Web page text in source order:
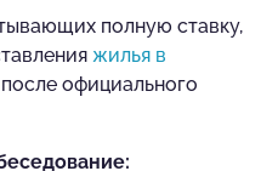
полную ставку,
жилья в
после официального